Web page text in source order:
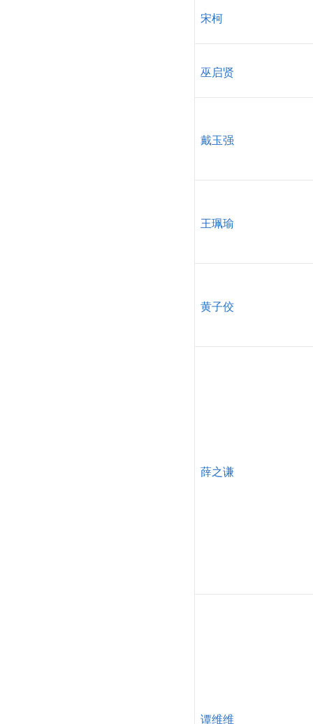
宋柯
巫启贤
戴玉强
王珮瑜
黄子佼
薛之谦
谭维维